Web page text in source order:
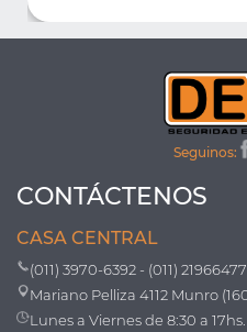
Seguinos:
CONTÁCTENOS
CASA CENTRAL
(011) 3970-6392 - (011) 21966477
Mariano Pelliza 4112 Munro
Lunes a Viernes de 8:30 a 17hs.